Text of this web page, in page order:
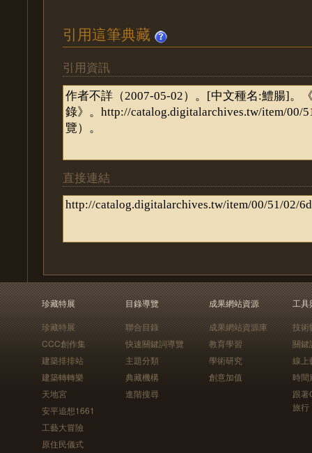
引用這筆典藏
引用資訊
直接連結
珍藏特展
珍藏特展
CCC創作集
建築排排站
建築轉轉樂
天地宮
安平追想1661
工藝大冒險
原住民儀式
目錄導覽
聯合目錄
快速關鍵詞導覽
主題分類
典藏機構
進階搜尋
成果網站資源
成果網站資源庫
教育學習
學術研究
創意加值
工具
技術
關鍵
線上
時間
跟
旅行